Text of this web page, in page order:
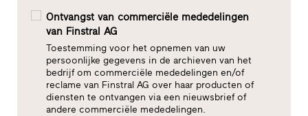
Ontvangst van commerciële mededelingen
van Finstral AG
Toestemming voor het opnemen van uw
persoonlijke gegevens in de archieven van het
bedrijf om commerciële mededelingen en/of
reclame van Finstral AG over haar producten of
diensten te ontvangen via een nieuwsbrief of
andere commerciële mededelingen.